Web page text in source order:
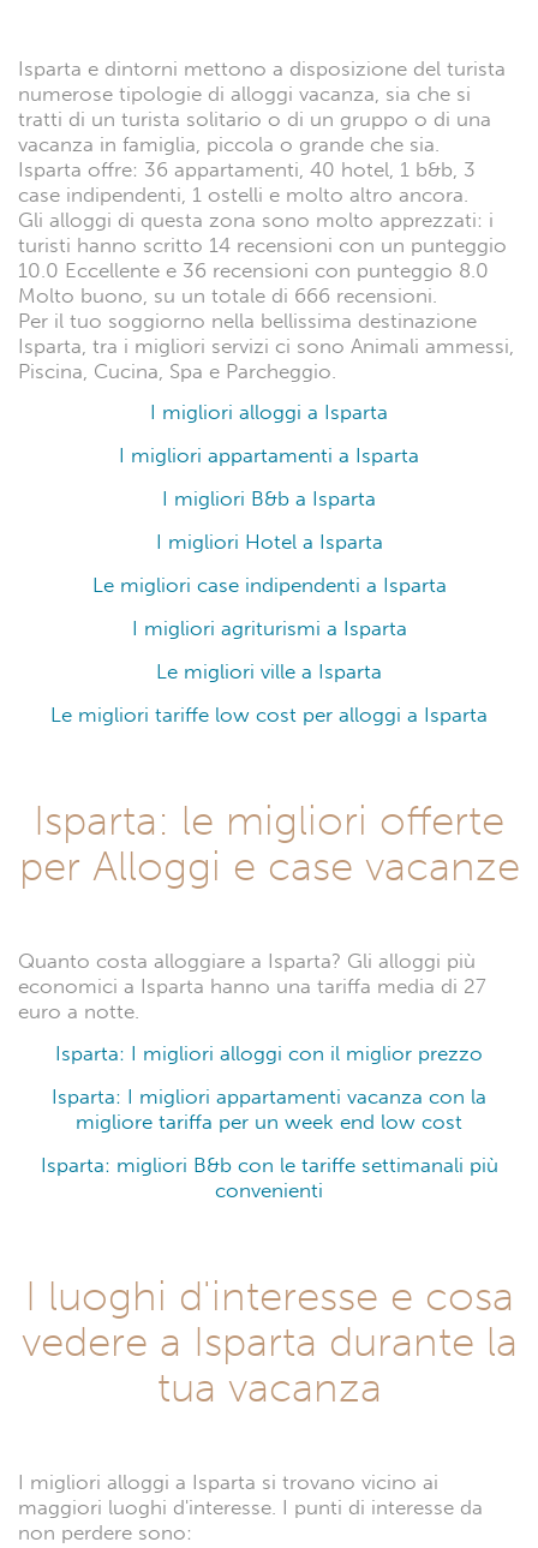
Isparta e dintorni mettono a disposizione del turista
numerose tipologie di alloggi vacanza, sia che si
tratti di un turista solitario o di un gruppo o di una
vacanza in famiglia, piccola o grande che sia.
Isparta offre: 36 appartamenti, 40 hotel, 1 b&b, 3
case indipendenti, 1 ostelli e molto altro ancora.
Gli alloggi di questa zona sono molto apprezzati: i
turisti hanno scritto 14 recensioni con un punteggio
10.0 Eccellente e 36 recensioni con punteggio 8.0
Molto buono, su un totale di 666 recensioni.
Per il tuo soggiorno nella bellissima destinazione
Isparta, tra i migliori servizi ci sono Animali ammessi,
Piscina, Cucina, Spa e Parcheggio.
I migliori alloggi a Isparta
I migliori appartamenti a Isparta
I migliori B&b a Isparta
I migliori Hotel a Isparta
Le migliori case indipendenti a Isparta
I migliori agriturismi a Isparta
Le migliori ville a Isparta
Le migliori tariffe low cost per alloggi a Isparta
Isparta: le migliori offerte
per Alloggi e case vacanze
Quanto costa alloggiare a Isparta? Gli alloggi più
economici a Isparta hanno una tariffa media di 27
euro a notte.
Isparta: I migliori alloggi con il miglior prezzo
Isparta: I migliori appartamenti vacanza con la
migliore tariffa per un week end low cost
Isparta: migliori B&b con le tariffe settimanali più
convenienti
I luoghi d'interesse e cosa
vedere a Isparta durante la
tua vacanza
I migliori alloggi a Isparta si trovano vicino ai
maggiori luoghi d'interesse. I punti di interesse da
non perdere sono: